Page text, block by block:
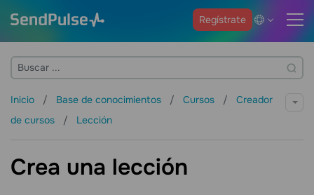
Regístrate
Inicio Base de conocimientos Cursos
Creador
de cursos
Lección
Crea una lección